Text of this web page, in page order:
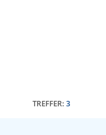
TREFFER: 3